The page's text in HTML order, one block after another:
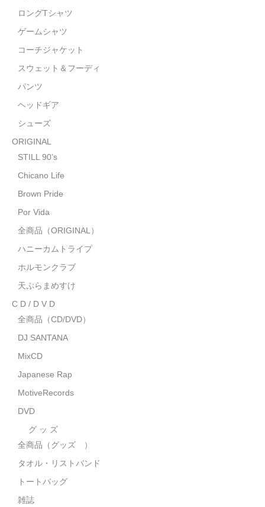
全商品（ORIGINAL）
ハニーカムトライプ
天ぷらまめすけ
C D / D V D
全商品（CD/DVD）
DJ SANTANA
Japanese Rap
MotiveRecords
グ ッ ズ
タオル・リストバンド
トートバッグ
全商品
ロングTシャツ
ゲームシャツ
コーチジャケット
スウェット＆フーディ
パンツ
ヘッドギア
シューズ
ORIGINAL
STILL 90’s
Chicano Life
Brown Pride
Por Vida
全商品（ORIGINAL）
ハニーカムトライプ
ホルモンクラブ
天ぷらまめすけ
C D / D V D
全商品（CD/DVD）
DJ SANTANA
MixCD
Japanese Rap
MotiveRecords
DVD
グ ッ ズ
全商品（グッズ ）
タオル・リストバンド
トートバッグ
雑誌